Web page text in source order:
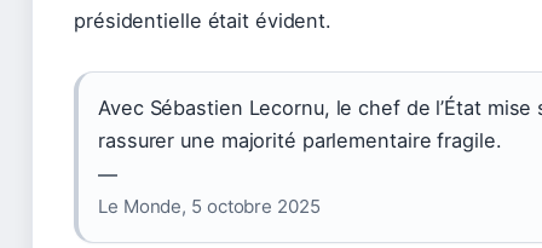
présidentielle était évident.
Avec Sébastien Lecornu, le chef de l’État
rassurer une majorité parlementaire fragile.
—
Le Monde, 5 octobre 2025